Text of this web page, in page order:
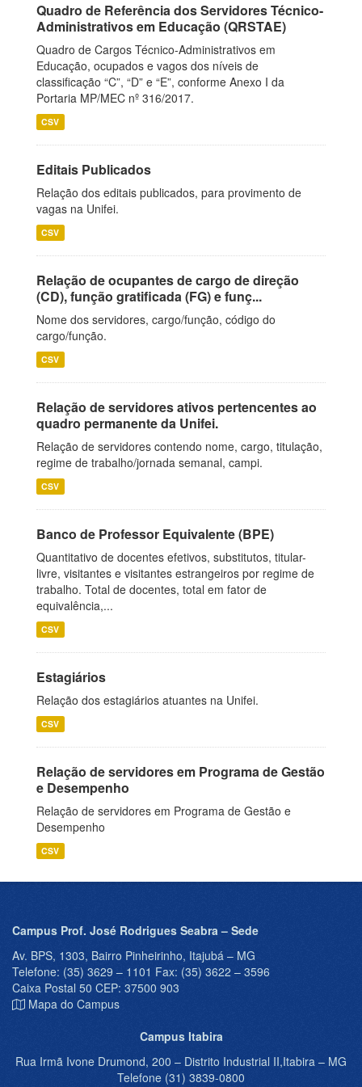
Quadro de Referência dos Servidores Técnico-
Administrativos em Educação (QRSTAE)
Quadro de Cargos Técnico-Administrativos em
Educação, ocupados e vagos dos níveis de
classificação “C”, “D” e “E”, conforme Anexo I da
Portaria MP/MEC nº 316/2017.
CSV
Editais Publicados
Relação dos editais publicados, para provimento de
vagas na Unifei.
CSV
Relação de ocupantes de cargo de direção
(CD), função gratificada (FG) e funç...
Nome dos servidores, cargo/função, código do
cargo/função.
CSV
Relação de servidores ativos pertencentes ao
quadro permanente da Unifei.
Relação de servidores contendo nome, cargo, titulação,
regime de trabalho/jornada semanal, campi.
CSV
Banco de Professor Equivalente (BPE)
Quantitativo de docentes efetivos, substitutos, titular-
livre, visitantes e visitantes estrangeiros por regime de
trabalho. Total de docentes, total em fator de
equivalência,...
CSV
Estagiários
Relação dos estagiários atuantes na Unifei.
CSV
Relação de servidores em Programa de Gestão
e Desempenho
Relação de servidores em Programa de Gestão e
Desempenho
CSV
Campus Prof. José Rodrigues Seabra – Sede
Av. BPS, 1303, Bairro Pinheirinho, Itajubá – MG
Telefone: (35) 3629 – 1101 Fax: (35) 3622 – 3596
Caixa Postal 50 CEP: 37500 903
Mapa do Campus
Campus Itabira
Rua Irmã Ivone Drumond, 200 – Distrito Industrial II,Itabira – MG
Telefone (31) 3839-0800